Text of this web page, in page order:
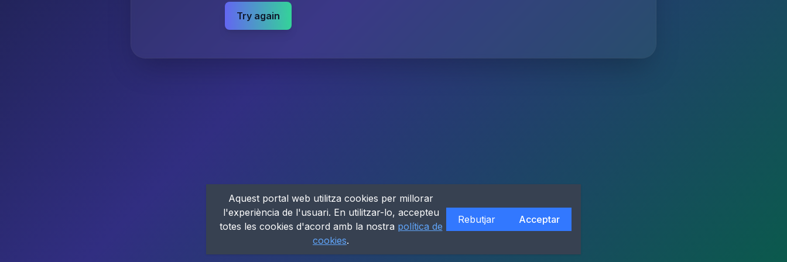
Try again
Aquest portal web utilitza cookies per millorar
l'experiència de l'usuari. En utilitzar-lo, accepteu
totes les cookies d'acord amb la nostra política de
cookies.
Rebutjar Acceptar